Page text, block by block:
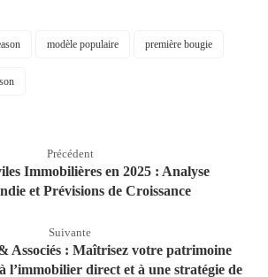
modèle populaire première bougie
Précédent
Immobilières en 2025 : Analyse
et Prévisions de Croissance
Suivante
Associés : Maîtrisez votre patrimoine
l’immobilier direct et à une stratégie de